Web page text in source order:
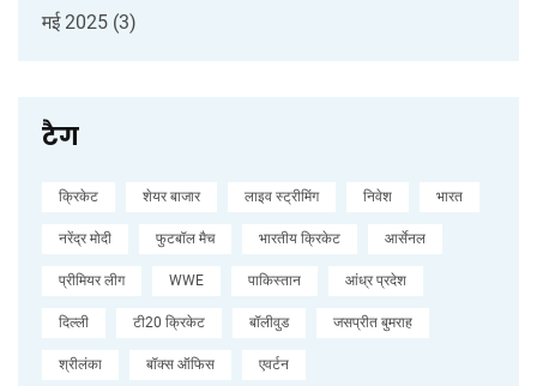
मई 2025 (3)
टैग
क्रिकेट शेयर बाजार लाइव स्ट्रीमिंग निवेश भारत
नरेंद्र मोदी फुटबॉल मैच भारतीय क्रिकेट आर्सेनल
प्रीमियर लीग WWE पाकिस्तान आंध्र प्रदेश
दिल्ली टी20 क्रिकेट बॉलीवुड जसप्रीत बुमराह
श्रीलंका बॉक्स ऑफिस एवर्टन